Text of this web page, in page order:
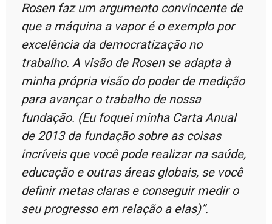
Rosen faz um argumento convincente de
que a máquina a vapor é o exemplo por
excelência da democratização no
trabalho. A visão de Rosen se adapta à
minha própria visão do poder de medição
para avançar o trabalho de nossa
fundação. (Eu foquei minha Carta Anual
de 2013 da fundação sobre as coisas
incríveis que você pode realizar na saúde,
educação e outras áreas globais, se você
definir metas claras e conseguir medir o
seu progresso em relação a elas)”.